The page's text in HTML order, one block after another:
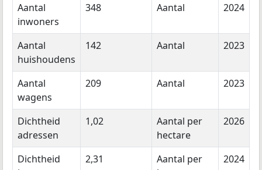
Aantal
inwoners
348 Aantal 2024
Aantal
huishoudens
142 Aantal 2023
Aantal
wagens
209 Aantal 2023
Dichtheid
adressen
1,02
Aantal per
hectare
2026
Dichtheid
2,31
Aantal per
2024